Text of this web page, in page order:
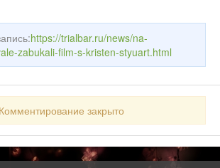
https://trialbar.ru/news/na-
zabukali-film-s-kristen-styuart.html
Комментирование закрыто